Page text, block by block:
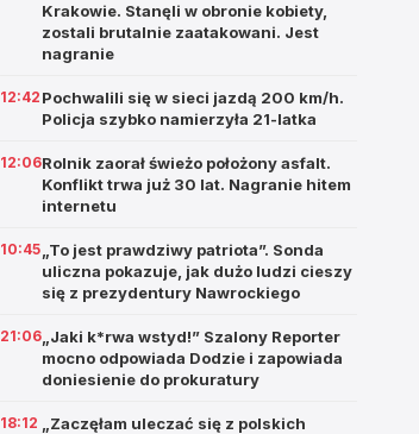
Krakowie. Stanęli w obronie kobiety,
zostali brutalnie zaatakowani. Jest
nagranie
12:42 Pochwalili się w sieci jazdą 200 km/h.
Policja szybko namierzyła 21-latka
12:06Rolnik zaorał świeżo położony asfalt.
Konflikt trwa już 30 lat. Nagranie hitem
internetu
10:45 „To jest prawdziwy patriota”. Sonda
uliczna pokazuje, jak dużo ludzi cieszy
się z prezydentury Nawrockiego
21:06 „Jaki k*rwa wstyd!” Szalony Reporter
mocno odpowiada Dodzie i zapowiada
doniesienie do prokuratury
18:12
„Zaczęłam uleczać się z polskich